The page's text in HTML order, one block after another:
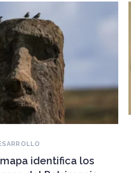
patrimonio